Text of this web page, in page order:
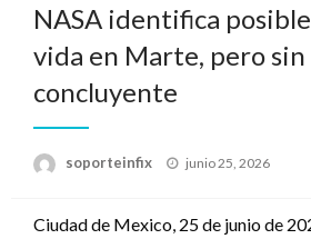
NASA identifica
vida en Marte, pero
concluyente
soporteinfix
Publicado
junio 25, 2026
Ciudad de Mexico, 25 de junio de